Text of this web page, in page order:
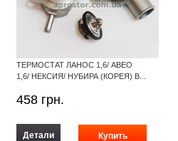
ТЕРМОСТАТ ЛАНОС 1,6/ АВЕО
1,6/ НЕКСИЯ/ НУБИРА (КОРЕЯ) В...
458 грн.
Детали